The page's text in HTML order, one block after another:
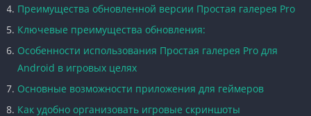
Преимущества обновленной версии Простая галерея Pro
Ключевые преимущества обновления:
Особенности использования Простая галерея Pro для
Android в игровых целях
Основные возможности приложения для геймеров
Как удобно организовать игровые скриншоты